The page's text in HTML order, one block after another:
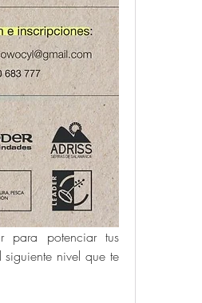
para potenciar tus
nivel que te